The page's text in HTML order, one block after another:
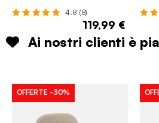
4.8 (8)
119,99 €
Ai nostri clienti è
OFFERTE -30%